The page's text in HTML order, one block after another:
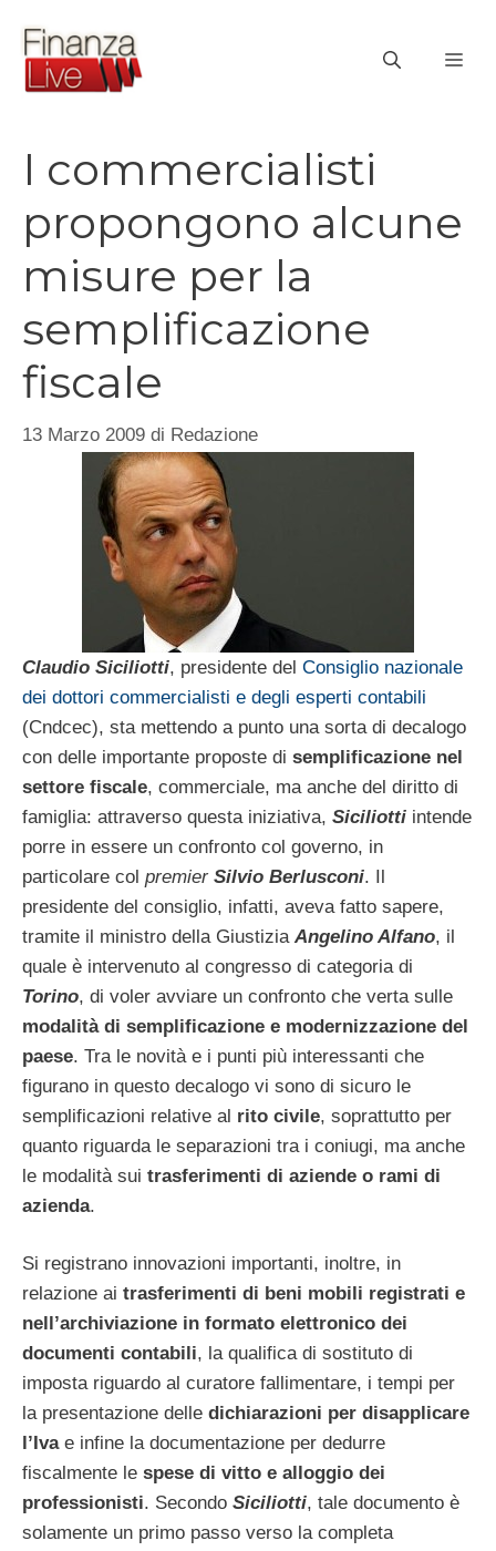
contenuto
I commercialisti
propongono alcune
misure per la
semplificazione
fiscale
13 Marzo 2009 di Redazione
Claudio Siciliotti, presidente del Consiglio nazionale
dei dottori commercialisti e degli esperti contabili
(Cndcec), sta mettendo a punto una sorta di decalogo
con delle importante proposte di semplificazione nel
settore fiscale, commerciale, ma anche del diritto di
famiglia: attraverso questa iniziativa, Siciliotti intende
porre in essere un confronto col governo, in
particolare col premier Silvio Berlusconi. Il
presidente del consiglio, infatti, aveva fatto sapere,
tramite il ministro della Giustizia Angelino Alfano, il
quale è intervenuto al congresso di categoria di
Torino, di voler avviare un confronto che verta sulle
modalità di semplificazione e modernizzazione del
paese. Tra le novità e i punti più interessanti che
figurano in questo decalogo vi sono di sicuro le
semplificazioni relative al rito civile, soprattutto per
quanto riguarda le separazioni tra i coniugi, ma anche
le modalità sui trasferimenti di aziende o rami di
azienda.
Si registrano innovazioni importanti, inoltre, in
relazione ai trasferimenti di beni mobili registrati e
nell’archiviazione in formato elettronico dei
documenti contabili, la qualifica di sostituto di
imposta riguardo al curatore fallimentare, i tempi per
la presentazione delle dichiarazioni per disapplicare
l’Ivae infine la documentazione per dedurre
fiscalmente le spese di vitto e alloggio dei
professionisti. Secondo Siciliotti, tale documento è
solamente un primo passo verso la completa